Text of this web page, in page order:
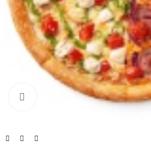
Нажмите, чтобы увеличить